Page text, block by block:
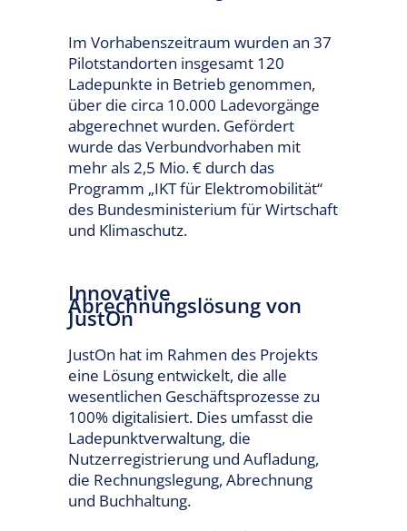
Im Vorhabenszeitraum wurden an 37
Pilotstandorten insgesamt 120
Ladepunkte in Betrieb genommen,
über die circa 10.000 Ladevorgänge
abgerechnet wurden. Gefördert
wurde das Verbundvorhaben mit
mehr als 2,5 Mio. € durch das
Programm „IKT für Elektromobilität“
des Bundesministerium für Wirtschaft
und Klimaschutz.
Innovative
Abrechnungslösung von
JustOn
JustOn hat im Rahmen des Projekts
eine Lösung entwickelt, die alle
wesentlichen Geschäftsprozesse zu
100% digitalisiert. Dies umfasst die
Ladepunktverwaltung, die
Nutzerregistrierung und Aufladung,
die Rechnungslegung, Abrechnung
und Buchhaltung.